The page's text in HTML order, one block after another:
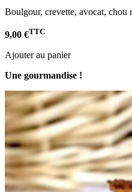
Boulgour, crevette, avocat, chou
9,00 €TTC
Ajouter au panier
Une gourmandise !